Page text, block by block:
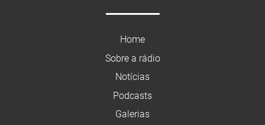
Home
Sobre a rádio
Notícias
Podcasts
Galerias